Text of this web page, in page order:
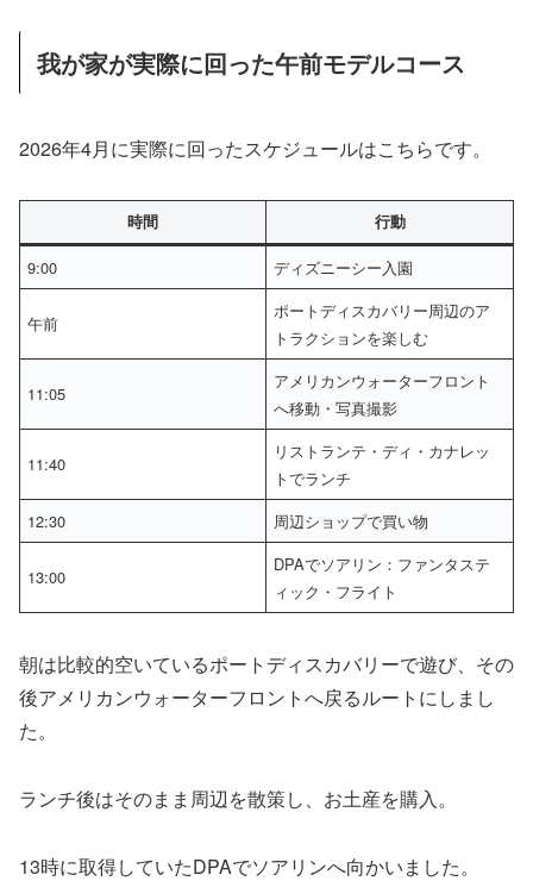
我が家が実際に回った午前モデルコース
2026年4月に実際に回ったスケジュールはこちらです。
時間 行動
9:00 ディズニーシー入園
午前
ポートディスカバリー周辺のア
トラクションを楽しむ
11:05
アメリカンウォーターフロント
へ移動・写真撮影
11:40
リストランテ・ディ・カナレッ
トでランチ
12:30
周辺ショップで買い物
13:00
DPAでソアリン：ファンタステ
ィック・フライト
朝は比較的空いているポートディスカバリーで遊び、その
後アメリカンウォーターフロントへ戻るルートにしまし
た。
ランチ後はそのまま周辺を散策し、お土産を購入。
13時に取得していたDPAでソアリンへ向かいました。